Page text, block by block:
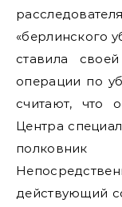
«берлинского
ставила
операции по
считают, что
Центра
действующий